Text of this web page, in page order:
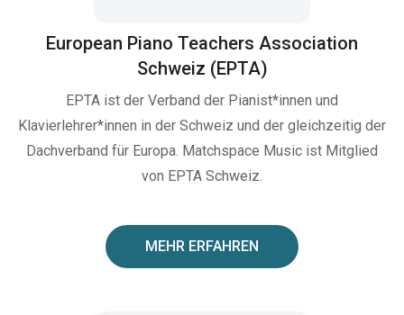
European Piano Teachers Association
Schweiz (EPTA)
EPTA ist der Verband der Pianist*innen und
Klavierlehrer*innen in der Schweiz und der gleichzeitig der
Dachverband für Europa. Matchspace Music ist Mitglied
von EPTA Schweiz.
MEHR ERFAHREN